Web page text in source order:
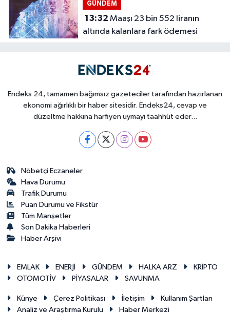
GÜNDEM
13:32
altında kalanlara fark ödemesi
Endeks 24, tamamen bağımsız gazeteciler tarafından hazırlanan
ekonomi ağırlıklı bir haber sitesidir. Endeks24, cevap ve
düzeltme hakkına harfiyen uymayı taahhüt eder...
Nöbetçi Eczaneler
Hava Durumu
Trafik Durumu
Puan Durumu ve Fikstür
Tüm Manşetler
Son Dakika Haberleri
Haber Arşivi
EMLAK ENERJİ GÜNDEM HALKA ARZ
KRİPTO
OTOMOTİV
PİYASALAR SAVUNMA
Künye Çerez Politikası İletişim
Kullanım Şartları
Analiz ve Araştırma Kurulu
Haber Merkezi